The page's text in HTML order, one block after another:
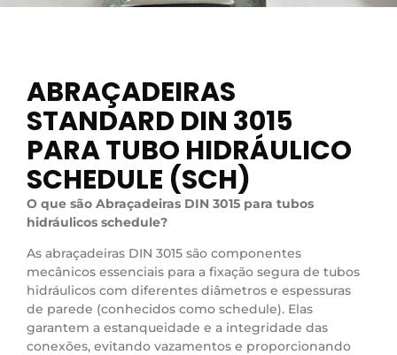
ABRAÇADEIRAS
STANDARD DIN 3015
PARA TUBO HIDRÁULICO
SCHEDULE (SCH)
O que são Abraçadeiras DIN 3015 para tubos
hidráulicos schedule?
As abraçadeiras DIN 3015 são componentes
mecânicos essenciais para a fixação segura de tubos
hidráulicos com diferentes diâmetros e espessuras
de parede (conhecidos como schedule). Elas
garantem a estanqueidade e a integridade das
conexões, evitando vazamentos e proporcionando